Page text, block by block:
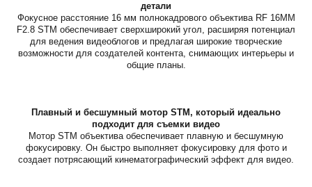
детали
Фокусное расстояние 16 мм полнокадрового объектива RF 16MM
F2.8 STM обеспечивает сверхширокий угол, расширяя потенциал
для ведения видеоблогов и предлагая широкие творческие
возможности для создателей контента, снимающих интерьеры и
общие планы.
Плавный и бесшумный мотор STM, который идеально
подходит для съемки видео
Мотор STM объектива обеспечивает плавную и бесшумную
фокусировку. Он быстро выполняет фокусировку для фото и
создает потрясающий кинематографический эффект для видео.